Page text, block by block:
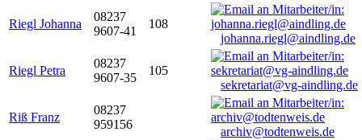
Riegl Johanna
08237
9607-41
108
johanna.riegl@aindling.de
Riegl Petra
08237
9607-35
105
sekretariat@vg-aindling.de
Riß Franz
08237
959156
archiv@todtenweis.de